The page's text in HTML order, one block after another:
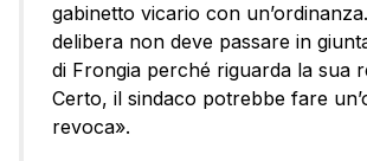
gabinetto vicario con
delibera non deve passare in
di Frongia perché riguarda la sua
Certo, il sindaco potrebbe fare
revoca».